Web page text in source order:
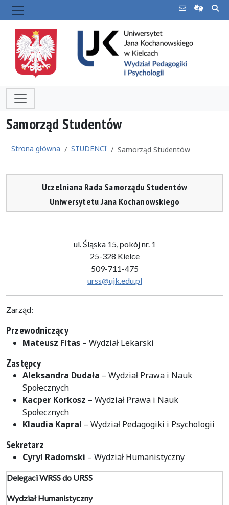
Samorząd Studentów
Strona główna STUDENCI Samorząd Studentów
Uczelniana Rada Samorządu Studentów
Uniwersytetu Jana Kochanowskiego
ul. Śląska 15, pokój nr. 1
25-328 Kielce
509-711-475
urss@ujk.edu.pl
Zarząd:
Przewodniczący
Mateusz Fitas – Wydział Lekarski
Zastępcy
Aleksandra Dudała – Wydział Prawa i Nauk
Społecznych
Kacper Korkosz – Wydział Prawa i Nauk
Społecznych
Klaudia Kapral – Wydział Pedagogiki i Psychologii
Sekretarz
Cyryl Radomski – Wydział Humanistyczny
Delegaci WRSS do URSS
Wydział Humanistyczny